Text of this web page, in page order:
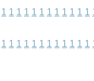
1 1 1 1 1 1 1 1 1 1 1 1
1 1 1 1 1 1 1 1 1 1 1 1